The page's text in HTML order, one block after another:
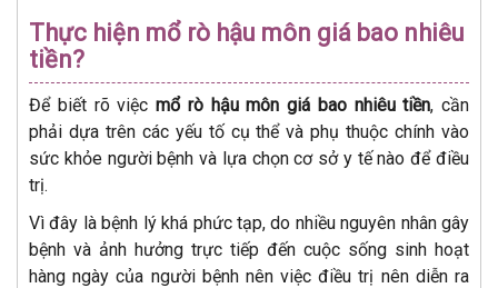
Thực hiện mổ rò hậu môn giá bao nhiêu
tiền?
Để biết rõ việc mổ rò hậu môn giá bao nhiêu tiền, cần
phải dựa trên các yếu tố cụ thể và phụ thuộc chính vào
sức khỏe người bệnh và lựa chọn cơ sở y tế nào để điều
trị.
Vì đây là bệnh lý khá phức tạp, do nhiều nguyên nhân gây
bệnh và ảnh hưởng trực tiếp đến cuộc sống sinh hoạt
hàng ngày của người bệnh nên việc điều trị nên diễn ra